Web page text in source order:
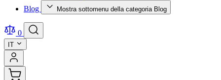
Blog
Mostra sottomenu della categoria Blog
0
IT